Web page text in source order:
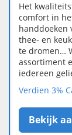
Het
comfort in
handdoeken
thee- en
te dromen…
assortiment
iedereen
Verdien 3%
Bekijk